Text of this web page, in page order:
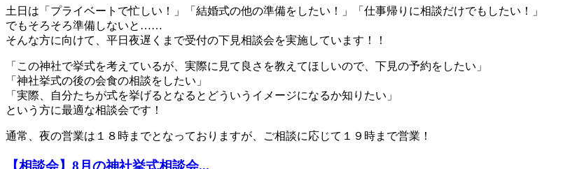
土日は「プライベートで忙しい！」「結婚式の他の準備をしたい！」「仕事帰りに相談だけでもしたい！」
でもそろそろ準備しないと……
そんな方に向けて、平日夜遅くまで受付の下見相談会を実施しています！！
「この神社で挙式を考えているが、実際に見て良さを教えてほしいので、下見の予約をしたい」
「神社挙式の後の会食の相談をしたい」
「実際、自分たちが式を挙げるとなるとどういうイメージになるか知りたい」
という方に最適な相談会です！
通常、夜の営業は１８時までとなっておりますが、ご相談に応じて１９時まで営業！
【相談会】8月の神社挙式相談会...